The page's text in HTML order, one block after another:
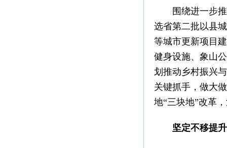
围绕进一步推
选省第二批以县
等城市更新项目
健身设施、象山
划推动乡村振兴
关键抓手，做大
地“三块地”改革
坚定不移提升